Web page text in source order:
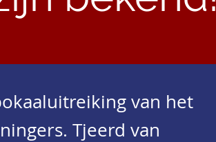
van het
Tjeerd van